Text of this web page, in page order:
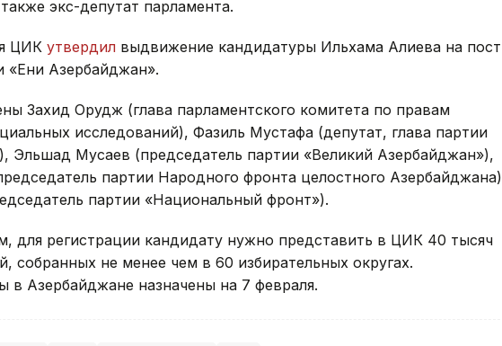
экс-депутат парламента.
ЦИК утвердил выдвижение кандидатуры Ильхама Алиева на пост
«Ени Азербайджан».
Захид Орудж (глава парламентского комитета по правам
исследований), Фазиль Мустафа (депутат, глава партии
Эльшад Мусаев (председатель партии «Великий Азербайджан»),
партии Народного фронта целостного Азербайджана)
партии «Национальный фронт»).
для регистрации кандидату нужно представить в ЦИК 40 тысяч
собранных не менее чем в 60 избирательных округах.
в Азербайджане назначены на 7 февраля.